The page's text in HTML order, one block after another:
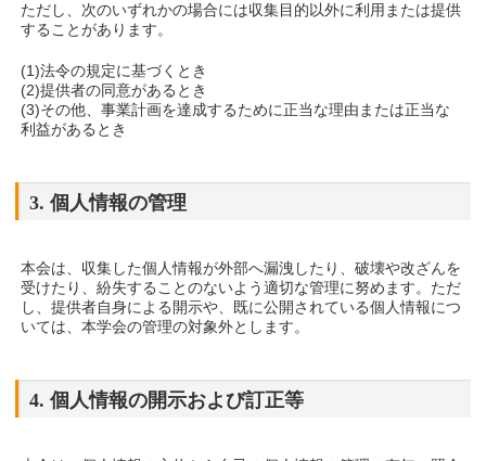
ただし、次のいずれかの場合には収集目的以外に利用または提供
することがあります。
(1)法令の規定に基づくとき
(2)提供者の同意があるとき
(3)その他、事業計画を達成するために正当な理由または正当な
利益があるとき
3. 個人情報の管理
本会は、収集した個人情報が外部へ漏洩したり、破壊や改ざんを
受けたり、紛失することのないよう適切な管理に努めます。ただ
し、提供者自身による開示や、既に公開されている個人情報につ
いては、本学会の管理の対象外とします。
4. 個人情報の開示および訂正等